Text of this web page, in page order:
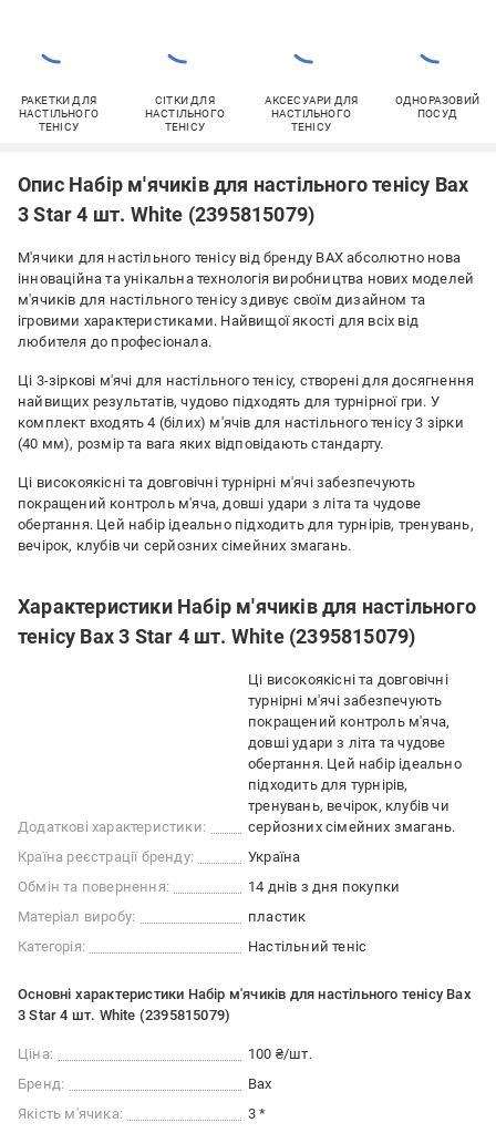
РАКЕТКИ ДЛЯ
НАСТІЛЬНОГО
ТЕНІСУ
СІТКИ ДЛЯ
НАСТІЛЬНОГО
ТЕНІСУ
АКСЕСУАРИ ДЛЯ
НАСТІЛЬНОГО
ТЕНІСУ
ОДНОРАЗОВИЙ
ПОСУД
Опис Набір м'ячиків для настільного тенісу Bax
3 Star 4 шт. White (2395815079)
М'ячики для настільного тенісу від бренду BAX абсолютно нова
інноваційна та унікальна технологія виробництва нових моделей
м'ячиків для настільного тенісу здивує своїм дизайном та
ігровими характеристиками. Найвищої якості для всіх від
любителя до професіонала.
Ці 3-зіркові м'ячі для настільного тенісу, створені для досягнення
найвищих результатів, чудово підходять для турнірної гри. У
комплект входять 4 (білих) м'ячів для настільного тенісу 3 зірки
(40 мм), розмір та вага яких відповідають стандарту.
Ці високоякісні та довговічні турнірні м'ячі забезпечують
покращений контроль м'яча, довші удари з літа та чудове
обертання. Цей набір ідеально підходить для турнірів, тренувань,
вечірок, клубів чи серйозних сімейних змагань.
Характеристики Набір м'ячиків для настільного
тенісу Bax 3 Star 4 шт. White (2395815079)
Додаткові характеристики:
Ці високоякісні та довговічні
турнірні м'ячі забезпечують
покращений контроль м'яча,
довші удари з літа та чудове
обертання. Цей набір ідеально
підходить для турнірів,
тренувань, вечірок, клубів чи
серйозних сімейних змагань.
Країна реєстрації бренду:
Україна
Обмін та повернення:
14 днів з дня покупки
Матеріал виробу:
пластик
Категорія:
Настільний теніс
Основні характеристики Набір м'ячиків для настільного тенісу Bax
3 Star 4 шт. White (2395815079)
Ціна:
100 ₴/шт.
Бренд:
Bax
Якість м'ячика:
3 *